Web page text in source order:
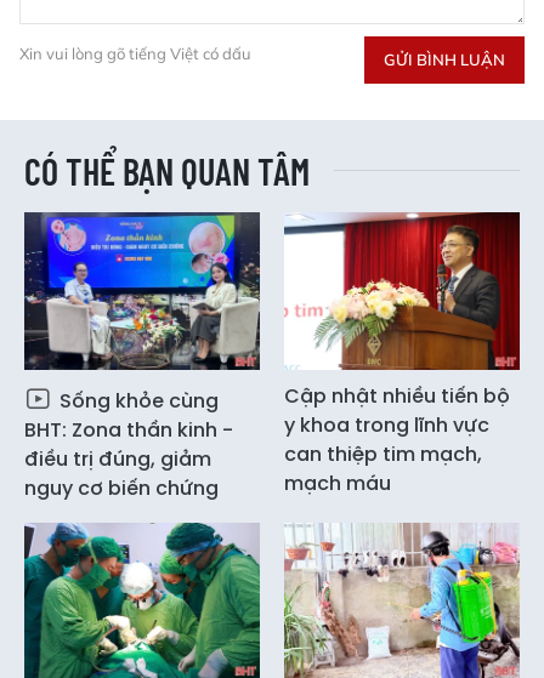
Xin vui lòng gõ tiếng Việt có dấu GỬI BÌNH LUẬN
CÓ THỂ BẠN QUAN TÂM
Sống khỏe cùng
BHT: Zona thần kinh -
điều trị đúng, giảm
nguy cơ biến chứng
Cập nhật nhiều tiến bộ
y khoa trong lĩnh vực
can thiệp tim mạch,
mạch máu